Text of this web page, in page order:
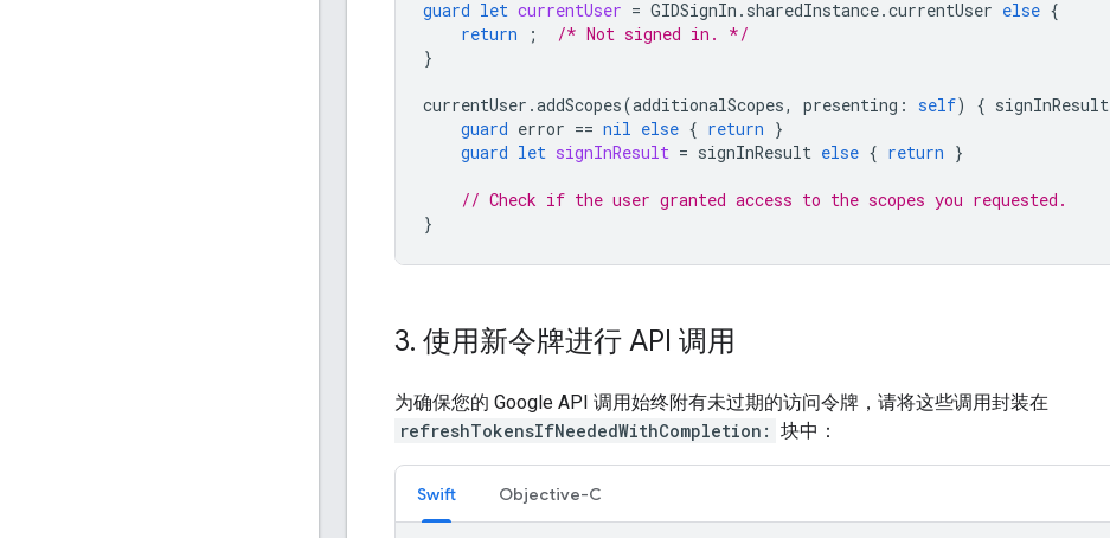
guard let currentUser = GIDSignIn . sharedInstance.currentUser else {
return
;
/* Not signed in. */
}
currentUser .addScopes(additionalScopes, presenting : self) { signInResult
guard error == nil else { return }
guard let signInResult = signInResult else { return }
// Check if the user granted access to the scopes you requested.
}
3. 使用新令牌进行 API 调用
为确保您的 Google API 调用始终附有未过期的访问令牌，请将这些调用封装在
refreshTokensIfNeededWithCompletion: 块中：
Swift Objective-C